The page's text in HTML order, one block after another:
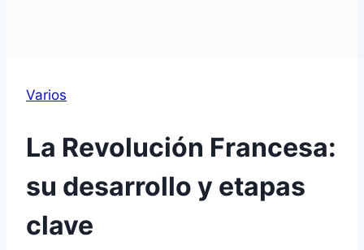
Varios
La Revolución Francesa:
su desarrollo y etapas
clave